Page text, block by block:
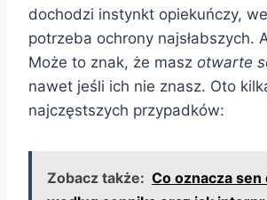
dochodzi instynkt opiekuńczy,
potrzeba ochrony najsłabszych.
Może to znak, że masz otwarte
nawet jeśli ich nie znasz. Oto
najczęstszych przypadków:
Zobacz także: Co oznacza sen